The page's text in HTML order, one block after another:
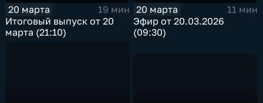
20 марта
19 мин
Итоговый выпуск от 20
марта (21:10)
20 марта
11 мин
Эфир от 20.03.2026
(09:30)